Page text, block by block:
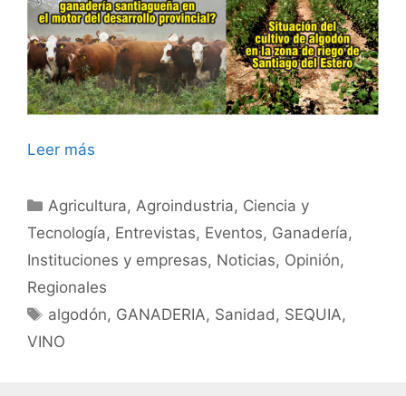
Leer más
Categorías
Agricultura, Agroindustria, Ciencia y
Tecnología, Entrevistas, Eventos, Ganadería,
Instituciones y empresas, Noticias, Opinión,
Regionales
Etiquetas
algodón, GANADERIA, Sanidad , SEQUIA,
VINO